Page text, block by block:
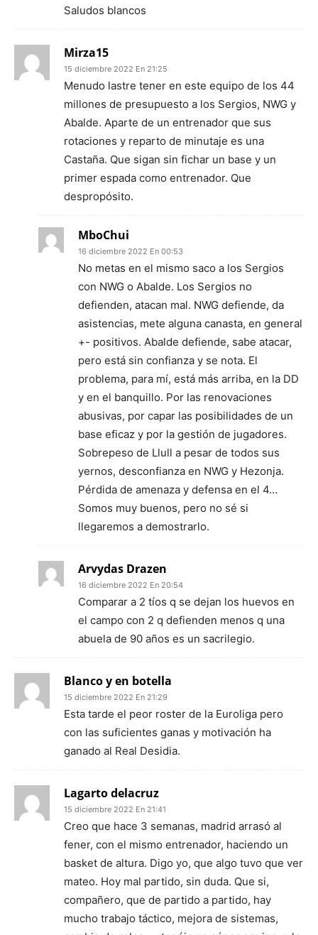
Saludos blancos
Mirza15
15 diciembre 2022 En 21:25
Menudo lastre tener en este equipo de los 44
millones de presupuesto a los Sergios, NWG y
Abalde. Aparte de un entrenador que sus
rotaciones y reparto de minutaje es una
Castaña. Que sigan sin fichar un base y un
primer espada como entrenador. Que
despropósito.
MboChui
16 diciembre 2022 En 00:53
No metas en el mismo saco a los Sergios
con NWG o Abalde. Los Sergios no
defienden, atacan mal. NWG defiende, da
asistencias, mete alguna canasta, en general
+- positivos. Abalde defiende, sabe atacar,
pero está sin confianza y se nota. El
problema, para mí, está más arriba, en la DD
y en el banquillo. Por las renovaciones
abusivas, por capar las posibilidades de un
base eficaz y por la gestión de jugadores.
Sobrepeso de Llull a pesar de todos sus
yernos, desconfianza en NWG y Hezonja.
Pérdida de amenaza y defensa en el 4…
Somos muy buenos, pero no sé si
llegaremos a demostrarlo.
Arvydas Drazen
16 diciembre 2022 En 20:54
Comparar a 2 tíos q se dejan los huevos en
el campo con 2 q defienden menos q una
abuela de 90 años es un sacrilegio.
Blanco y en botella
15 diciembre 2022 En 21:29
Esta tarde el peor roster de la Euroliga pero
con las suficientes ganas y motivación ha
ganado al Real Desidia.
Lagarto delacruz
15 diciembre 2022 En 21:41
Creo que hace 3 semanas, madrid arrasó al
fener, con el mismo entrenador, haciendo un
basket de altura. Digo yo, que algo tuvo que ver
mateo. Hoy mal partido, sin duda. Que si,
compañero, que de partido a partido, hay
mucho trabajo táctico, mejora de sistemas,